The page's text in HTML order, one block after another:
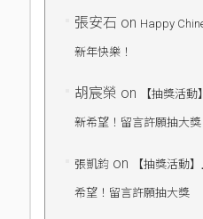
張安石 on Happy
新年快樂！
胡宸榮 on 【抽獎活
新希望！留言許願抽大獎
張凱鈞on 【抽獎活動
希望！留言許願抽大獎